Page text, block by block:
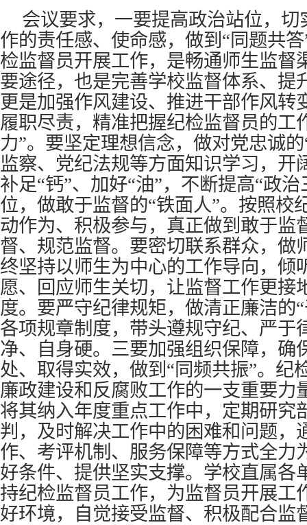
会议要求，一要提高政治站位，
作的责任感、使命感，做到“同题共
检监督员开展工作，是畅通师生监督
要途径，也是完善学校监督体系、提
更是加强作风建设、推进干部作风转
履职尽责，精准把握纪检监督员的工
力”。要坚定理想信念，做对党忠诚
监察、党纪法规等方面知识学习，开
补足“钙”、加好“油”，不断提高“政
位，做敢于监督的“铁面人”。按照校
动作为、积极参与，真正做到敢于监
督、规范监督。要密切联系群众，做
终坚持以师生为中心的工作导向，倾
愿、回应师生关切，让监督工作更接
度。要严守纪律规矩，做清正廉洁的
各项规章制度，带头遵规守纪、严于
净、自身硬。三要加强组织保障，确
处、取得实效，做到“同频共振”。纪
廉政建设和反腐败工作的一支重要力
将其纳入年度重点工作中，定期研究
判，及时解决工作中的困难和问题，
作、考评机制、服务保障等方式全力
好条件、提供坚实支撑。学校直属各
持纪检监督员工作，为监督员开展工
好环境，自觉接受监督、积极配合监